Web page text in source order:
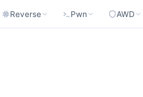
Reverse Pwn AWD